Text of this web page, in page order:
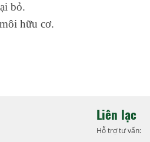
bỏ.
hữu cơ.
Liên lạc
Hỗ trợ tư vấn: